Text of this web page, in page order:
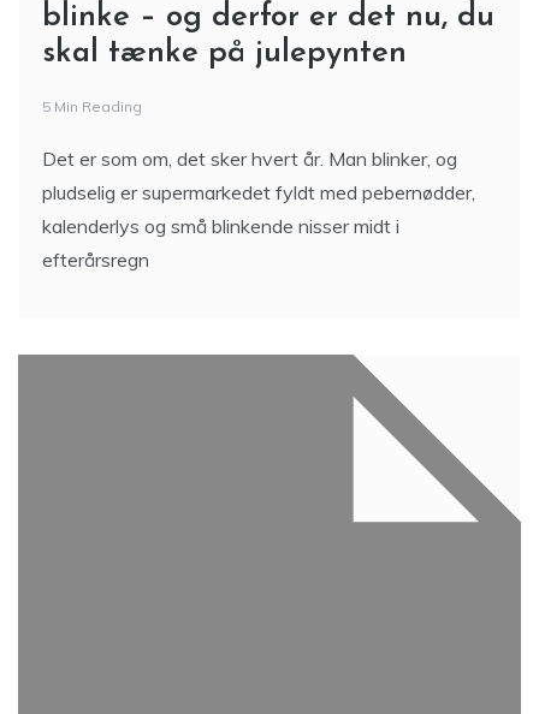
blinke – og derfor er det nu, du
skal tænke på julepynten
5 Min Reading
Det er som om, det sker hvert år. Man blinker, og
pludselig er supermarkedet fyldt med pebernødder,
kalenderlys og små blinkende nisser midt i
efterårsregn